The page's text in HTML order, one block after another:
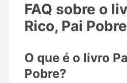
FAQ sobre o
Rico, Pai Pobre
O que é o livro
Pobre?